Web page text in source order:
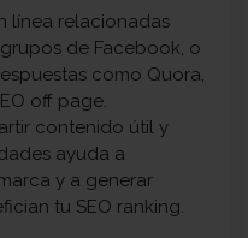
línea relacionadas
de Facebook, o
como Quora,
off page.
contenido útil y
ayuda a
y a generar
tu SEO ranking.